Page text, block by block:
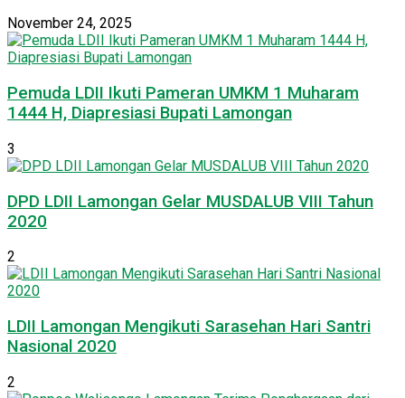
November 24, 2025
Pemuda LDII Ikuti Pameran UMKM 1 Muharam
1444 H, Diapresiasi Bupati Lamongan
3
DPD LDII Lamongan Gelar MUSDALUB VIII Tahun
2020
2
LDII Lamongan Mengikuti Sarasehan Hari Santri
Nasional 2020
2